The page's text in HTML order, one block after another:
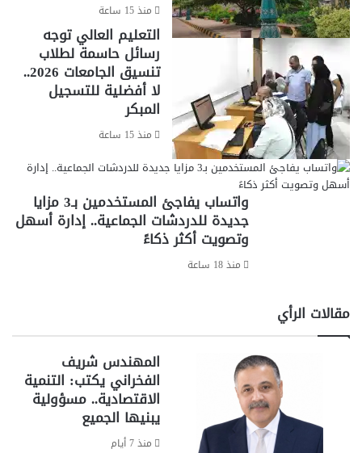
منذ 15 ساعة
التعليم العالي توجه
رسائل حاسمة لطلاب
تنسيق الجامعات 2026..
لا أفضلية للتسجيل
المبكر
منذ 15 ساعة
واتساب يفاجئ المستخدمين بـ3 مزايا
جديدة للدردشات الجماعية.. إدارة أسهل
وتصويت أكثر ذكاءً
منذ 18 ساعة
مقالات الرأي
المهندس شريف
الفخراني يكتب: التنمية
الاقتصادية.. مسؤولية
يبنيها الجميع
منذ 7 أيام